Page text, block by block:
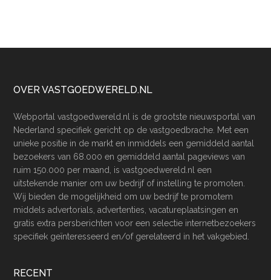
Footer
OVER VASTGOEDWERELD.NL
Webportal vastgoedwereld.nl is de grootste nieuwsportal van
Nederland specifiek gericht op de vastgoedbrache. Met een
unieke positie in de markt en inmiddels een gemiddeld aantal
bezoekers van 68.000 en gemiddeld aantal pageviews van
ruim 150.000 per maand, is vastgoedwereld.nl een
uitstekende manier om uw bedrijf of instelling te promoten.
Wij bieden de mogelijkheid om uw bedrijf te promotem
middels advertorials, advertenties, vacatureplaatsingen en
gratis extra persberichten voor een selectie internetbezoekers
specifiek geïnteresseerd en/of gerelateerd in het vakgebied.
RECENT